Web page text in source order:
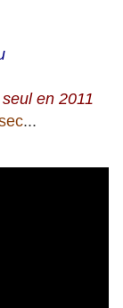
en 2011
...